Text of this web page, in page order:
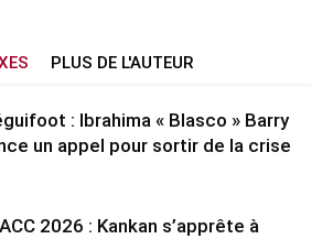
PLUS DE L'AUTEUR
: Ibrahima « Blasco » Barry
un appel pour sortir de la crise
2026 : Kankan s’apprête à